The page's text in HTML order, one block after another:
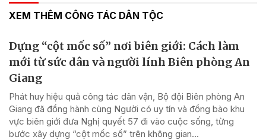
XEM THÊM CÔNG TÁC DÂN TỘC
Dựng “cột mốc số” nơi biên giới: Cách làm
mới từ sức dân và người lính Biên phòng An
Giang
Phát huy hiệu quả công tác dân vận, Bộ đội Biên phòng An
Giang đã đồng hành cùng Người có uy tín và đồng bào khu
vực biên giới đưa Nghị quyết 57 đi vào cuộc sống, từng
bước xây dựng “cột mốc số” trên không gian...